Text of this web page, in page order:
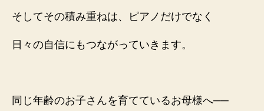
そしてその積み重ねは、ピアノだけでなく
日々の自信にもつながっていきます。
同じ年齢のお子さんを育てているお母様へ──